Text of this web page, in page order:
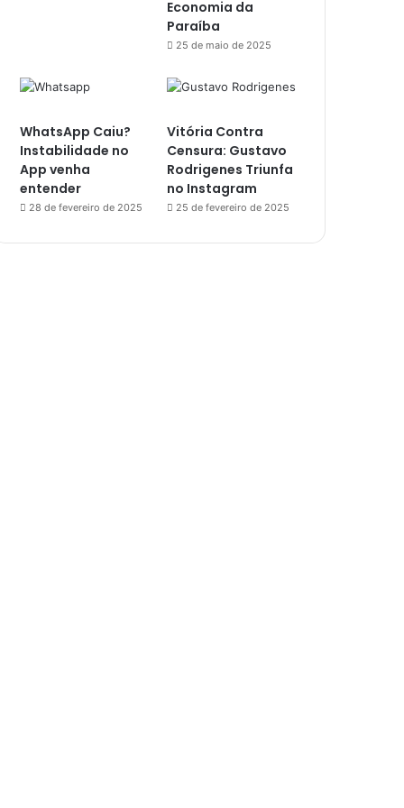
Economia da
Paraíba
25 de maio de 2025
WhatsApp Caiu?
Instabilidade no
App venha
entender
28 de fevereiro de 2025
Vitória Contra
Censura: Gustavo
Rodrigenes Triunfa
no Instagram
25 de fevereiro de 2025